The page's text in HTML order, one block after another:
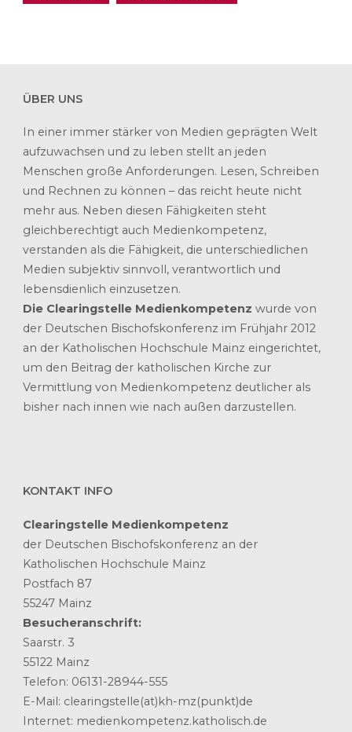
ÜBER UNS
In einer immer stärker von Medien geprägten Welt
aufzuwachsen und zu leben stellt an jeden
Menschen große Anforderungen. Lesen, Schreiben
und Rechnen zu können – das reicht heute nicht
mehr aus. Neben diesen Fähigkeiten steht
gleichberechtigt auch Medienkompetenz,
verstanden als die Fähigkeit, die unterschiedlichen
Medien subjektiv sinnvoll, verantwortlich und
lebensdienlich einzusetzen.
Die Clearingstelle Medienkompetenz wurde von
der Deutschen Bischofskonferenz im Frühjahr 2012
an der Katholischen Hochschule Mainz eingerichtet,
um den Beitrag der katholischen Kirche zur
Vermittlung von Medienkompetenz deutlicher als
bisher nach innen wie nach außen darzustellen.
KONTAKT INFO
Clearingstelle Medienkompetenz
der Deutschen Bischofskonferenz an der
Katholischen Hochschule Mainz
Postfach 87
55247 Mainz
Besucheranschrift:
Saarstr. 3
55122 Mainz
Telefon: 06131-28944-555
E-Mail: clearingstelle(at)kh-mz(punkt)de
Internet: medienkompetenz.katholisch.de